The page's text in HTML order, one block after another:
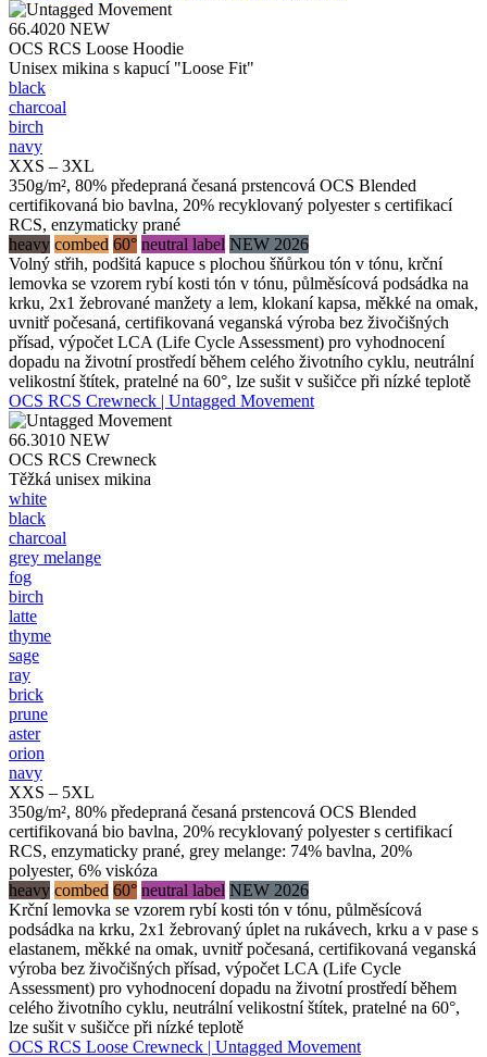
66.4020 NEW
OCS RCS Loose Hoodie
Unisex mikina s kapucí "Loose Fit"
black
charcoal
birch
navy
XXS – 3XL
350g/m², 80% předepraná česaná prstencová OCS Blended
certifikovaná bio bavlna, 20% recyklovaný polyester s certifikací
RCS, enzymaticky prané
heavy combed 60° neutral label NEW 2026
Volný střih, podšitá kapuce s plochou šňůrkou tón v tónu, krční
lemovka se vzorem rybí kosti tón v tónu, půlměsícová podsádka na
krku, 2x1 žebrované manžety a lem, klokaní kapsa, měkké na omak,
uvnitř počesaná, certifikovaná veganská výroba bez živočišných
přísad, výpočet LCA (Life Cycle Assessment) pro vyhodnocení
dopadu na životní prostředí během celého životního cyklu, neutrální
velikostní štítek, pratelné na 60°, lze sušit v sušičce při nízké teplotě
OCS RCS Crewneck | Untagged Movement
66.3010 NEW
OCS RCS Crewneck
Těžká unisex mikina
white
black
charcoal
grey melange
fog
birch
latte
thyme
sage
ray
brick
prune
aster
orion
navy
XXS – 5XL
350g/m², 80% předepraná česaná prstencová OCS Blended
certifikovaná bio bavlna, 20% recyklovaný polyester s certifikací
RCS, enzymaticky prané, grey melange: 74% bavlna, 20%
polyester, 6% viskóza
heavy combed 60° neutral label NEW 2026
Krční lemovka se vzorem rybí kosti tón v tónu, půlměsícová
podsádka na krku, 2x1 žebrovaný úplet na rukávech, krku a v pase s
elastanem, měkké na omak, uvnitř počesaná, certifikovaná veganská
výroba bez živočišných přísad, výpočet LCA (Life Cycle
Assessment) pro vyhodnocení dopadu na životní prostředí během
celého životního cyklu, neutrální velikostní štítek, pratelné na 60°,
lze sušit v sušičce při nízké teplotě
OCS RCS Loose Crewneck | Untagged Movement